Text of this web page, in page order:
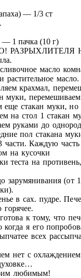
— 1/3 ст
— 1 пачка (10 г)
РАЗРЫХЛИТЕЛЯ
масло
растительное
крахмал,
муки,
еще стакан муки,
на стол 1 стакан
руками до
пол стакана
Каждую часть
на кусочки
теста на
зарумянивания (от
в сах. пудре.
к тому, что
когда я его
всех
нет с
любимым!